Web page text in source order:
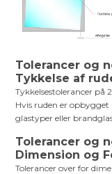
Tolerancer og
Tykkelse af
Tykkelsestolerancer på
Hvis ruden er
glastyper eller
Tolerancer og
Dimension og
Tolerancer over for